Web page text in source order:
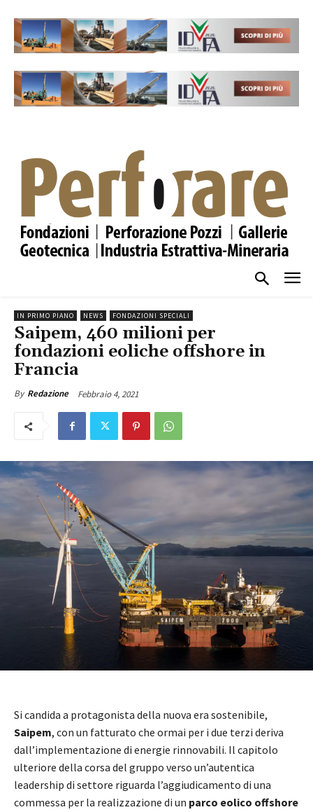
IN PRIMO PIANO NEWS FONDAZIONI SPECIALI
Saipem, 460 milioni per
fondazioni eoliche offshore in
Francia
By Redazione Febbraio 4, 2021
Si candida a protagonista della nuova era sostenibile,
Saipem, con un fatturato che ormai per i due terzi deriva
dall’implementazione di energie rinnovabili. Il capitolo
ulteriore della corsa del gruppo verso un’autentica
leadership di settore riguarda l’aggiudicamento di una
commessa per la realizzazione di un parco eolico offshore